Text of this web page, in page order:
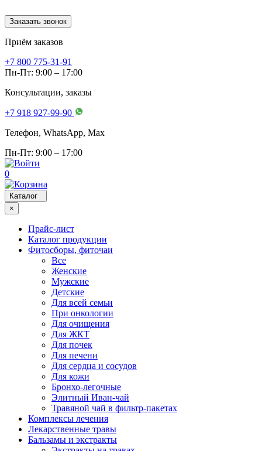
Заказать звонок
Приём заказов
+7 800 775-31-91
Пн-Пт: 9:00 – 17:00
Консультации, заказы
+7 918 927-99-90
Телефон, WhatsApp, Мах
Пн-Пт: 9:00 – 17:00
0
Каталог
×
Прайс-лист
Каталог продукции
Фитосборы, фиточаи
Все
Женские
Мужские
Детские
Для всей семьи
При онкологии
Для очищения
Для ЖКТ
Для почек
Для печени
Для сердца и сосудов
Для кожи
Бронхо-легочные
Элитный Иван-чай
Травяной чай в фильтр-пакетах
Комплексы лечения
Лекарственные травы
Бальзамы и экстракты